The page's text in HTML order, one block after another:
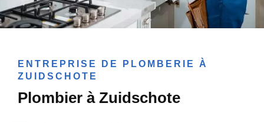
ENTREPRISE DE PLOMBERIE À
ZUIDSCHOTE
Plombier à Zuidschote